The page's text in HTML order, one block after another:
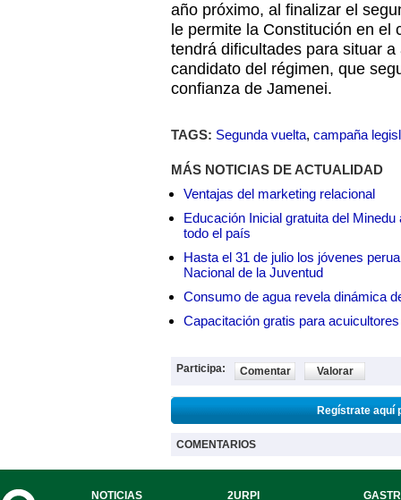
año próximo, al finalizar el
le permite la Constitución en el
tendrá dificultades para situar
candidato del régimen, que
confianza de Jamenei.
TAGS: Segunda vuelta, campaña
MÁS NOTICIAS DE ACTUALIDAD
Ventajas del marketing relacional
Educación Inicial gratuita del
todo el país
Hasta el 31 de julio los jóvenes
Nacional de la Juventud
Consumo de agua revela dinámica
Capacitación gratis para
Participa: Comentar Valorar
Regístrate aquí
COMENTARIOS
NOTICIAS 2URPI